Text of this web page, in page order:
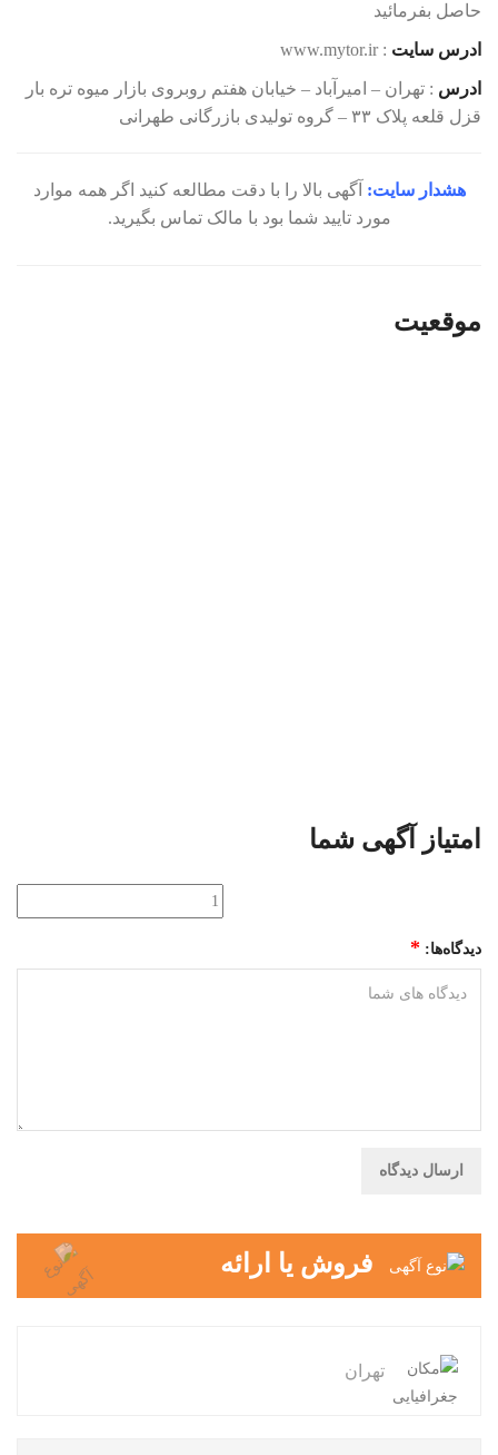
حاصل بفرمائید
ادرس سایت : www.mytor.ir
ادرس : تهران – امیرآباد – خیابان هفتم روبروی بازار میوه تره بار
قزل قلعه پلاک ۳۳ – گروه تولیدی بازرگانی طهرانی
هشدار سایت: آگهی بالا را با دقت مطالعه کنید اگر همه موارد
مورد تایید شما بود با مالک تماس بگیرید.
موقعیت
امتیاز آگهی شما
دیدگاه‌ها: *
فروش یا ارائه
تهران